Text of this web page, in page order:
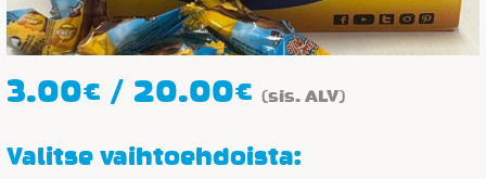
3.00€ / 20.00€Hintaluokka:
-
(sis. ALV)
Valitse vaihtoehdoista: